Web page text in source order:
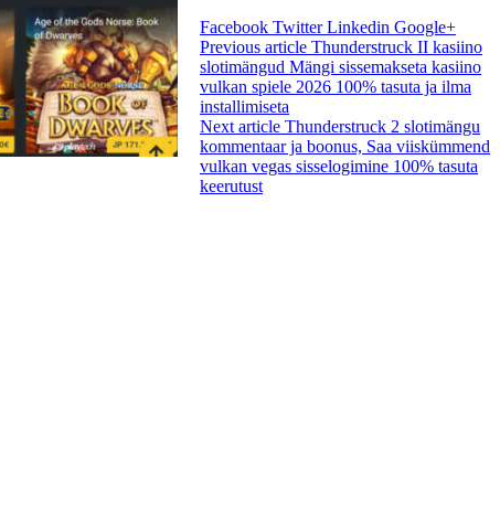
Facebook Twitter Linkedin Google+
Previous article Thunderstruck II kasiino
slotimängud Mängi sissemakseta kasiino
vulkan spiele 2026 100% tasuta ja ilma
installimiseta
Next article Thunderstruck 2 slotimängu
kommentaar ja boonus, Saa viiskümmend
vulkan vegas sisselogimine 100% tasuta
keerutust